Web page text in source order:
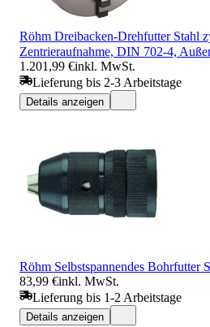
Röhm Dreibacken-Drehfutter Stahl
Zentrieraufnahme, DIN 702-4,
1.201,99 €inkl. MwSt.
Lieferung bis 2-3 Arbeitstage
Details anzeigen
Röhm Selbstspannendes Bohrfutter
83,99 €inkl. MwSt.
Lieferung bis 1-2 Arbeitstage
Details anzeigen